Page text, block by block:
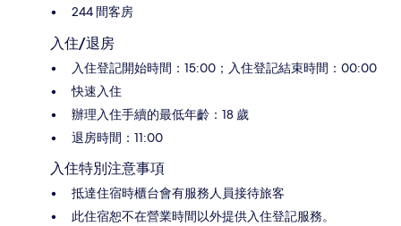
244 間客房
入住/退房
入住登記開始時間：15:00；入住登記結束時間：00:00
快速入住
辦理入住手續的最低年齡：18 歲
退房時間：11:00
入住特別注意事項
抵達住宿時櫃台會有服務人員接待旅客
此住宿恕不在營業時間以外提供入住登記服務。